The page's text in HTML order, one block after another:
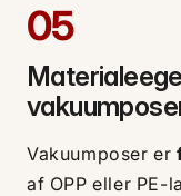
05
Vakuumposer er
af OPP eller PE-